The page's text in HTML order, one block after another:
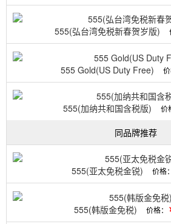
555(弘台湾免税新春贺岁版)
555 Gold(US Duty Free) 价
555(加纳共和国含税版) 价
同品牌推荐
555(亚太免税金锐) 价格：
555(韩版金免税) 价格：